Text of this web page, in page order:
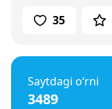
35
Saytdagi o‘rni
3489